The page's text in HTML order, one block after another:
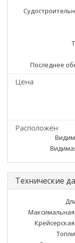
Последнее
Цена
Расположен
Технические
Максимальная